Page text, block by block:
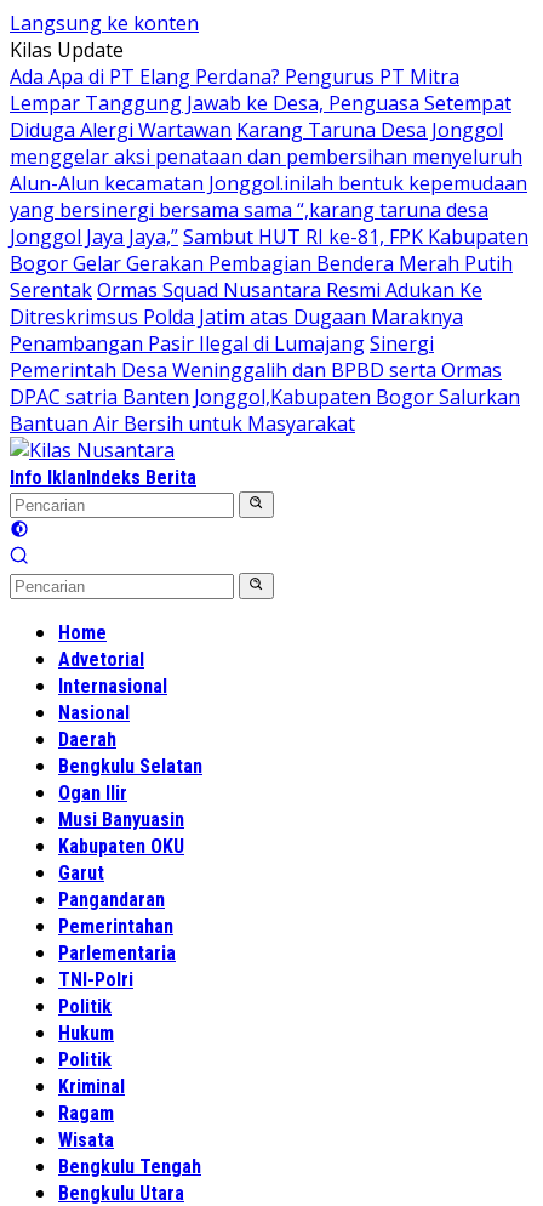
Langsung ke konten
Kilas Update
Ada Apa di PT Elang Perdana? Pengurus PT Mitra
Lempar Tanggung Jawab ke Desa, Penguasa Setempat
Diduga Alergi Wartawan Karang Taruna Desa Jonggol
menggelar aksi penataan dan pembersihan menyeluruh
Alun-Alun kecamatan Jonggol.inilah bentuk kepemudaan
yang bersinergi bersama sama “,karang taruna desa
Jonggol Jaya Jaya,”Sambut HUT RI ke-81, FPK Kabupaten
Bogor Gelar Gerakan Pembagian Bendera Merah Putih
SerentakOrmas Squad Nusantara Resmi Adukan Ke
Ditreskrimsus Polda Jatim atas Dugaan Maraknya
Penambangan Pasir Ilegal di LumajangSinergi
Pemerintah Desa Weninggalih dan BPBD serta Ormas
DPAC satria Banten Jonggol,Kabupaten Bogor Salurkan
Bantuan Air Bersih untuk Masyarakat
Info IklanIndeks Berita
Home
Advetorial
Internasional
Nasional
Daerah
Bengkulu Selatan
Ogan Ilir
Musi Banyuasin
Kabupaten OKU
Garut
Pangandaran
Pemerintahan
Parlementaria
TNI-Polri
Politik
Hukum
Politik
Kriminal
Ragam
Wisata
Bengkulu Tengah
Bengkulu Utara